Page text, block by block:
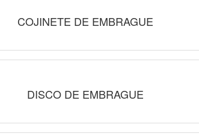
COJINETE DE EMBRAGUE
DISCO DE EMBRAGUE